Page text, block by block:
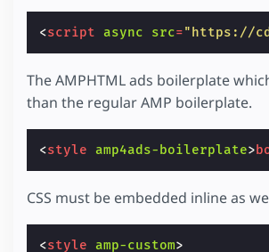
<script async src="https://
The AMPHTML ads boilerplate
than the regular AMP boilerplate.
<style amp4ads-boilerplate>
CSS must be embedded inline as
<style amp-custom>